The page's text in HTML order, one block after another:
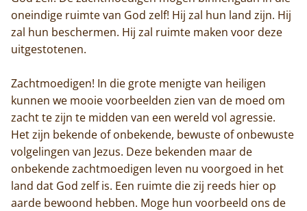
oneindige ruimte van God zelf! Hij zal hun land zijn. Hij
zal hun beschermen. Hij zal ruimte maken voor deze
uitgestotenen.
Zachtmoedigen! In die grote menigte van heiligen
kunnen we mooie voorbeelden zien van de moed om
zacht te zijn te midden van een wereld vol agressie.
Het zijn bekende of onbekende, bewuste of onbewuste
volgelingen van Jezus. Deze bekenden maar de
onbekende zachtmoedigen leven nu voorgoed in het
land dat God zelf is. Een ruimte die zij reeds hier op
aarde bewoond hebben. Moge hun voorbeeld ons de